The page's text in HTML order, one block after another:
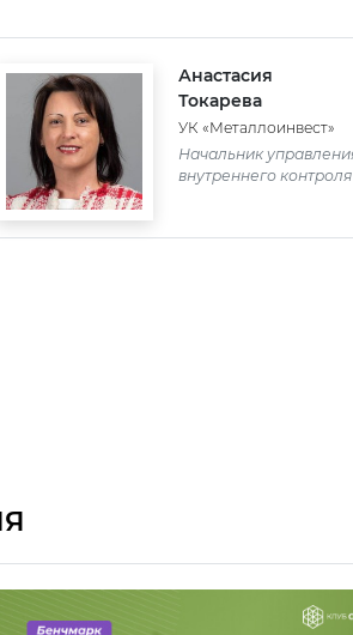
Анастасия
Токарева
УК «Металлоинвест»
Начальник
внутреннего контроля